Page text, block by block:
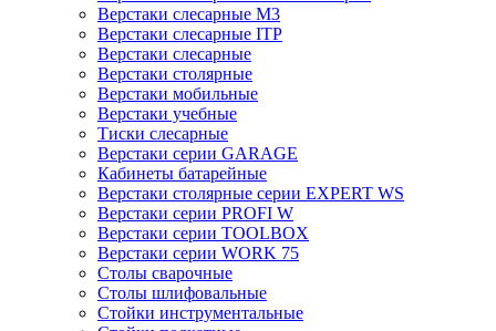
Верстаки слесарные М3
Верстаки слесарные ITP
Верстаки слесарные
Верстаки столярные
Верстаки мобильные
Верстаки учебные
Тиски слесарные
Верстаки серии GARAGE
Кабинеты батарейные
Верстаки столярные серии EXPERT WS
Верстаки серии PROFI W
Верстаки серии TOOLBOX
Верстаки серии WORK 75
Столы сварочные
Столы шлифовальные
Стойки инструментальные